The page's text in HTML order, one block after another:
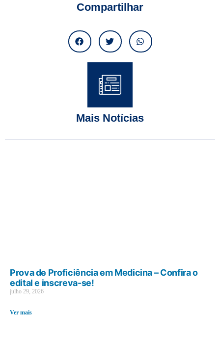
Compartilhar
Mais Notícias
Prova de Proficiência em Medicina – Confira o
edital e inscreva-se!
julho 29, 2026
Ver mais